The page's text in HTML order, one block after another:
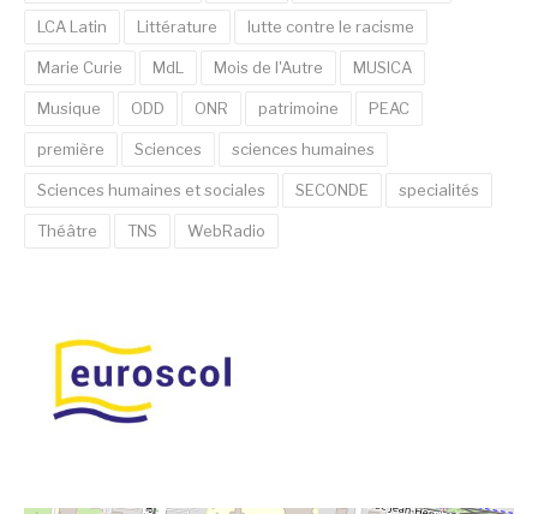
LCA Latin Littérature lutte contre le racisme
Marie Curie MdL Mois de l'Autre MUSICA
Musique ODD ONR patrimoine PEAC
première Sciences sciences humaines
Sciences humaines et sociales SECONDE specialités
Théâtre TNS WebRadio